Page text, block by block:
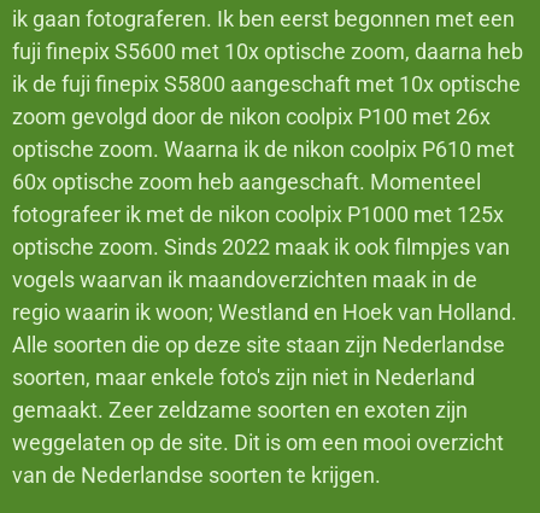
ik gaan fotograferen. Ik ben eerst begonnen met een
fuji finepix S5600 met 10x optische zoom, daarna heb
ik de fuji finepix S5800 aangeschaft met 10x optische
zoom gevolgd door de nikon coolpix P100 met 26x
optische zoom. Waarna ik de nikon coolpix P610 met
60x optische zoom heb aangeschaft. Momenteel
fotografeer ik met de nikon coolpix P1000 met 125x
optische zoom. Sinds 2022 maak ik ook filmpjes van
vogels waarvan ik maandoverzichten maak in de
regio waarin ik woon; Westland en Hoek van Holland.
Alle soorten die op deze site staan zijn Nederlandse
soorten, maar enkele foto's zijn niet in Nederland
gemaakt. Zeer zeldzame soorten en exoten zijn
weggelaten op de site. Dit is om een mooi overzicht
van de Nederlandse soorten te krijgen.